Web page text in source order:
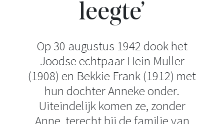
leegte’
Op 30 augustus 1942 dook het
Joodse echtpaar Hein Muller
(1908) en Bekkie Frank (1912) met
hun dochter Anneke onder.
Uiteindelijk komen ze, zonder
Anne, terecht bij de familie van